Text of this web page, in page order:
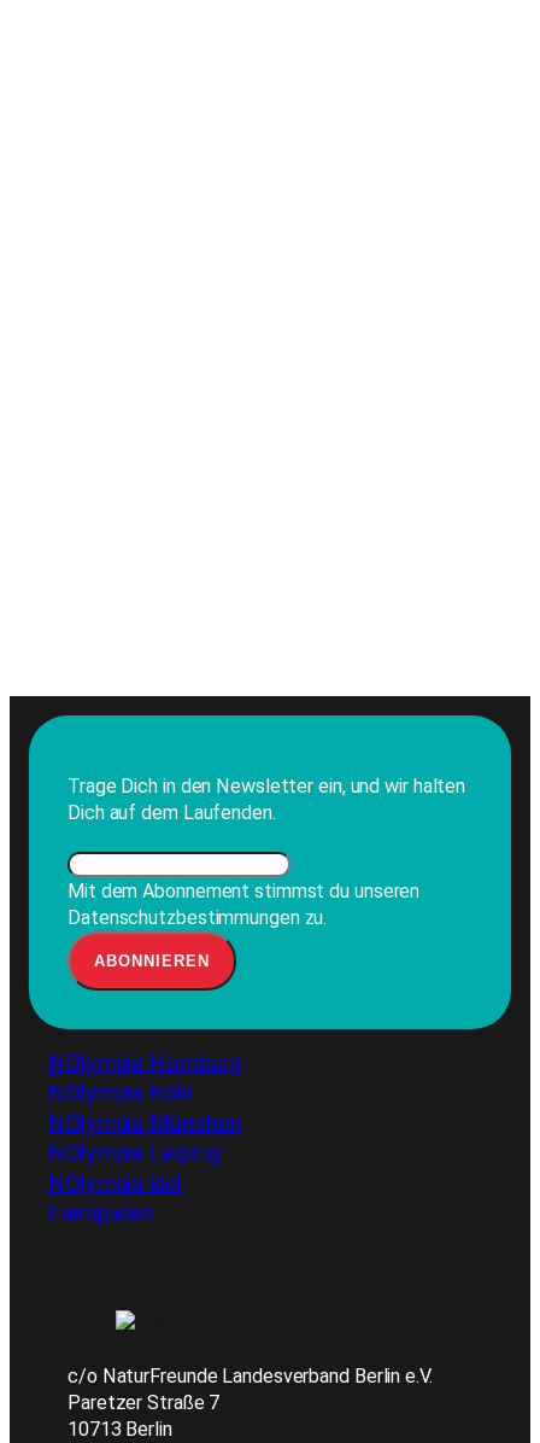
Trage Dich in den Newsletter ein, und wir halten
Dich auf dem Laufenden.
Mit dem Abonnement stimmst du unseren
Datenschutzbestimmungen zu.
NOlympia Hamburg
NOlympia Köln
NOlympia München
NOlympia Leipzig
NOlympia kiel
Fairspielen
c/o NaturFreunde Landesverband Berlin e.V.
Paretzer Straße 7
10713 Berlin